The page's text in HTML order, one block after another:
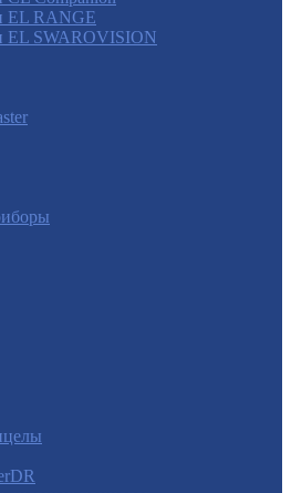
EL RANGE
EL SWAROVISION